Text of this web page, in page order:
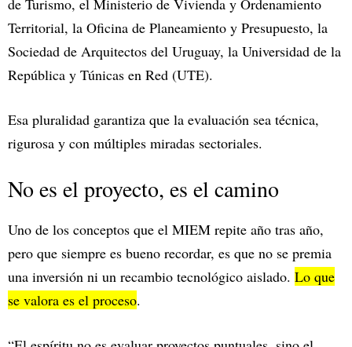
de Turismo, el Ministerio de Vivienda y Ordenamiento
Territorial, la Oficina de Planeamiento y Presupuesto, la
Sociedad de Arquitectos del Uruguay, la Universidad de la
República y Túnicas en Red (UTE).
Esa pluralidad garantiza que la evaluación sea técnica,
rigurosa y con múltiples miradas sectoriales.
No es el proyecto, es el camino
Uno de los conceptos que el MIEM repite año tras año,
pero que siempre es bueno recordar, es que no se premia
una inversión ni un recambio tecnológico aislado. Lo que
se valora es el proceso.